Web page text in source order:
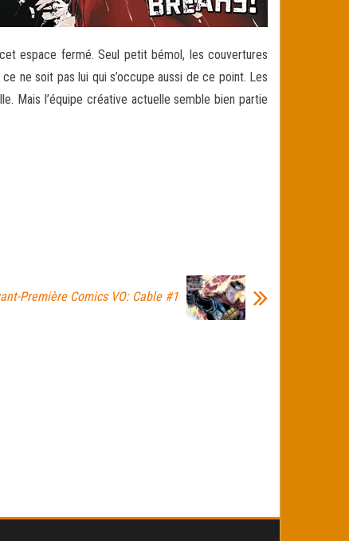
espace fermé. Seul petit bémol, les couvertures
ne soit pas lui qui s’occupe aussi de ce point. Les
Mais l’équipe créative actuelle semble bien partie
Première Comics VO: Cable #1